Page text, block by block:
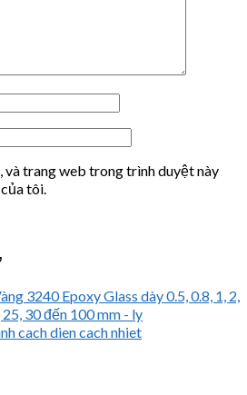
và trang web trong trình duyệt này
tôi.